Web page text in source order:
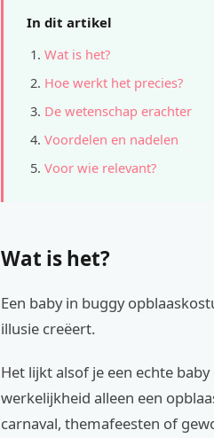
In dit artikel
Wat is het?
Hoe werkt het precies?
De wetenschap erachter
Voordelen en nadelen
Voor wie relevant?
Wat is het?
Een baby in buggy
illusie creëert.
Het lijkt alsof je een echte
werkelijkheid alleen een
carnaval, themafeesten of